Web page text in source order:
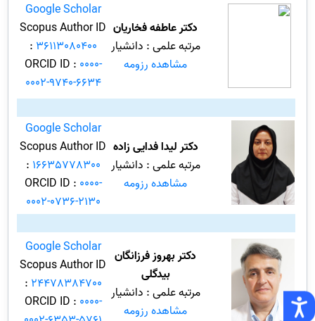
دکتر عاطفه فخاریان
مرتبه علمی : دانشیار
مشاهده رزومه
Google Scholar
Scopus Author ID
: 36113080400
ORCID ID : 0000-
0002-9740-6634
دکتر لیدا فدایی زاده
مرتبه علمی : دانشیار
مشاهده رزومه
Google Scholar
Scopus Author ID
: 16635778300
ORCID ID : 0000-
0002-0736-2130
دکتر بهروز فرزانگان
بیدگلی
مرتبه علمی : دانشیار
مشاهده رزومه
Google Scholar
Scopus Author ID
: 24478384700
ORCID ID : 0000-